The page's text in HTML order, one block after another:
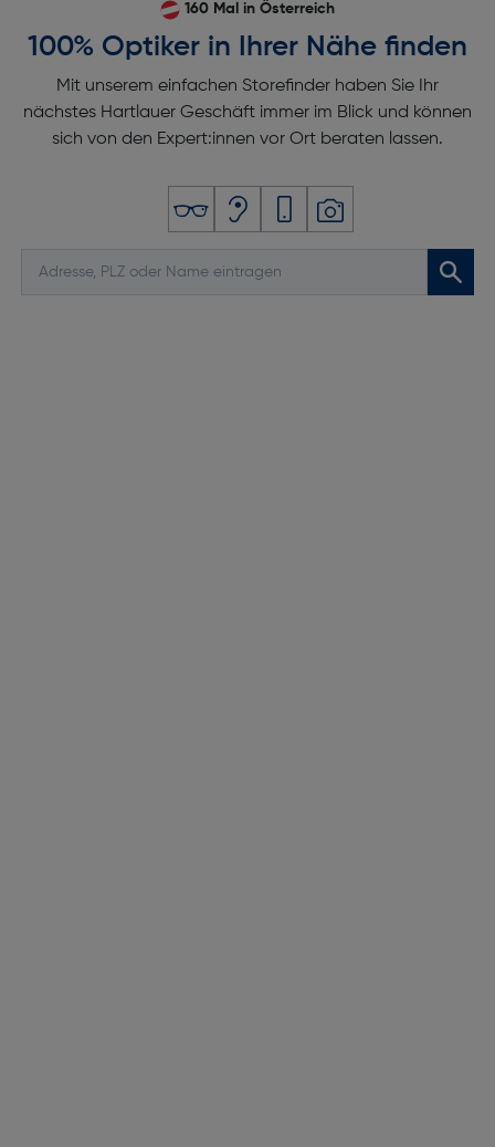
160 Mal in Österreich
100% Optiker in Ihrer Nähe finden
Mit unserem einfachen Storefinder haben Sie Ihr
nächstes Hartlauer Geschäft immer im Blick und können
sich von den Expert:innen vor Ort beraten lassen.